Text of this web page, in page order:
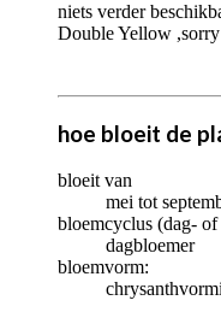
niets verder
Double Yellow ,sorry
hoe bloeit de
bloeit van
mei tot
bloemcyclus (dag-
dagbloemer
bloemvorm: